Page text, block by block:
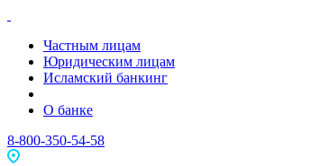
Частным лицам
Юридическим лицам
Исламский банкинг
О банке
8-800-350-54-58